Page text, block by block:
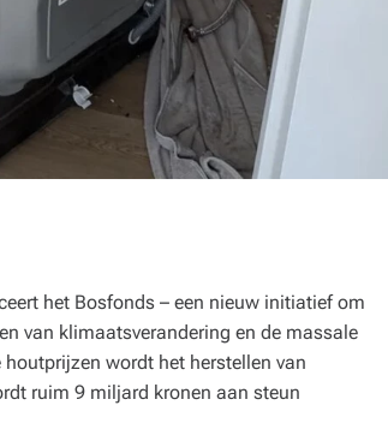
het Bosfonds – een nieuw initiatief om
van klimaatsverandering en de massale
wordt het herstellen van
ruim 9 miljard kronen aan steun